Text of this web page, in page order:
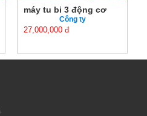
máy tu bi 3 động cơ
Công ty
27,000,000 đ